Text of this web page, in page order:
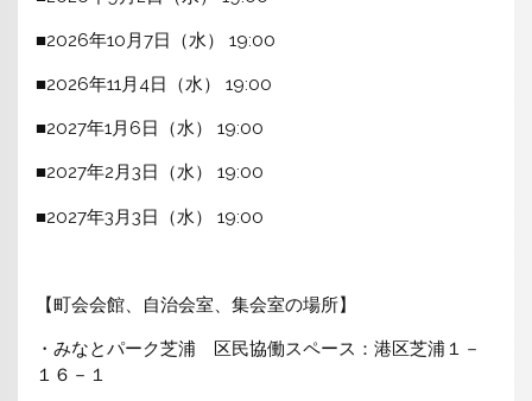
■2026年10月7日（水） 19:00
■2026年11月4日（水） 19:00
■2027年1月6日（水） 19:00
■2027年2月3日（水） 19:00
■2027年3月3日（水） 19:00
【町会会館、自治会室、集会室の場所】
・みなとパーク芝浦 区民協働スペース：港区芝浦１－
１６－１